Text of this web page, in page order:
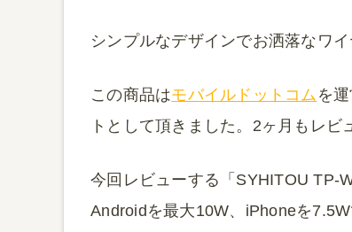
シンプルなデザインでお洒落なワイ
この商品はモバイルドットコム を
トとして頂きました。2ヶ月もレ
今回レビューする「SYHITOU TP-
Androidを最大10W、iPhoneを